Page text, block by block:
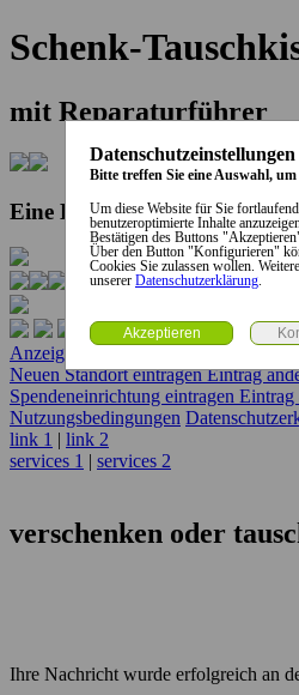
Schenk-
mit Reparaturführer
Eine Kooperation der Stadt
Anzeige erstellen
Neuen Standort eintragenEintrag
Spendeneinrichtung eintragen Eintrag
Nutzungsbedingungen
link 1 | link 2
services 1 | services 2
verschenken oder
Ihre Nachricht wurde erfolgreich an
Datenschutzeinstellungen
Bitte treffen Sie eine Auswahl,
Um diese Website für Sie
benutzeroptimierte Inhalte
Bestätigen des Buttons
Über den Button "Konfigurieren"
Cookies Sie zulassen wollen.
unserer Datenschutzerklärung.